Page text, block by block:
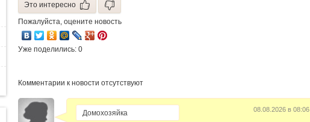
Это интересно
Пожалуйста, оцените новость
Уже поделились: 0
Комментарии к новости отсутствуют
08.08.2026 в 08:06